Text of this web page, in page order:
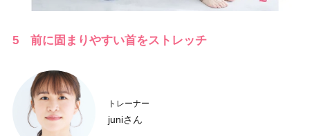
5 前に固まりやすい首をストレッチ
トレーナー
juniさん